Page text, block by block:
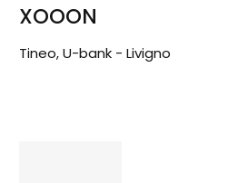
XOOON
Tineo, U-bank - Livigno